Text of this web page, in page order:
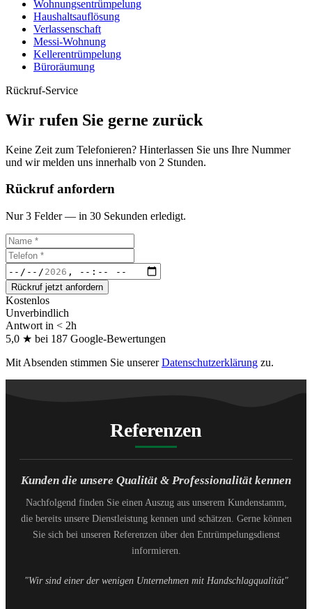
Wohnungsentrümpelung
Haushaltsauflösung
Verlassenschaft
Messi-Wohnung
Kellerentrümpelung
Büroräumung
Rückruf-Service
Wir rufen Sie gerne zurück
Keine Zeit zum Telefonieren? Hinterlassen Sie uns Ihre Nummer
und wir melden uns innerhalb von 2 Stunden.
Rückruf anfordern
Nur 3 Felder — in 30 Sekunden erledigt.
Rückruf jetzt anfordern
Kostenlos
Unverbindlich
Antwort in < 2h
5,0 ★ bei 187 Google-Bewertungen
Mit Absenden stimmen Sie unsererDatenschutzerklärung zu.
Referenzen
Kunden die unsere Qualität & Professionalität kennen
Nachfolgend finden Sie einen Auszug aus unserem Kundenstamm,
die bereits unsere Dienstleistung kennen und schätzen. Gerne können
Sie sich bei unseren Referenzen über den Entrümpelungsdienst
informieren.
"Wir sind einer der wenigen Unternehmen mit Handschlagqualität"